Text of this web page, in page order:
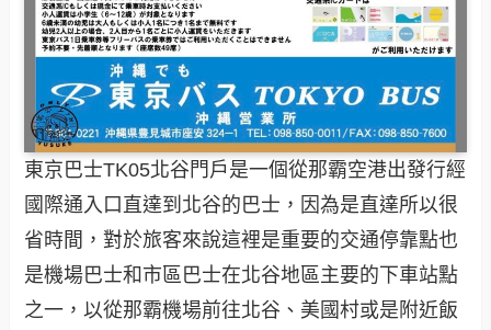
東京巴士TK05北谷門戶是一個從那霸空港出發行經
國際通入口直達到北谷的巴士，因為是直達所以很
省時間，對於旅客來說這裡是重要的交通停靠點也
是機場巴士和市區巴士在北谷地區主要的下車站點
之一，以從那霸機場前往北谷、美國村或是附近飯